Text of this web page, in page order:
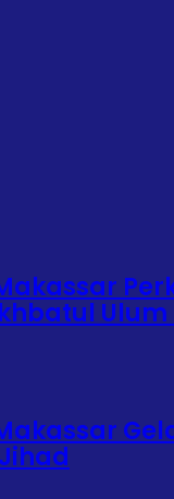
Makassar
Makassar